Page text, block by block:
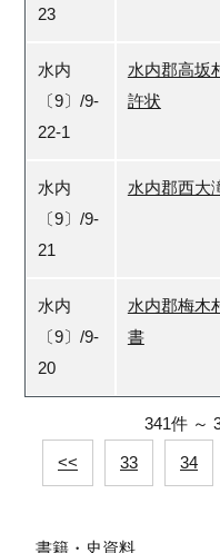
23
水内
〔9〕/9-
22-1
水内郡高坂
許状
水内
〔9〕/9-
21
水内郡西大
水内
〔9〕/9-
20
水内郡梅木
書
341件 ～
<< 33 34
書籍・史資料